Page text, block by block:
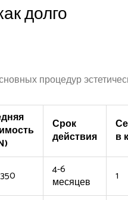
долго
процедур
Срок
действия
в
4-6
месяцев
1